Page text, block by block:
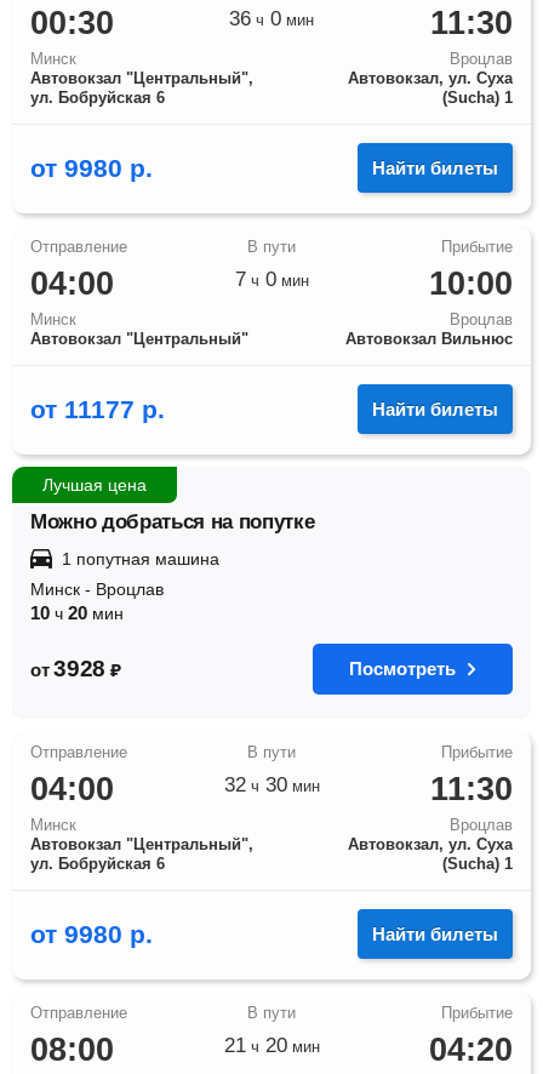
00:30
Минск
Автовокзал "Центральный",
ул. Бобруйская 6
11:30
Вроцлав
Автовокзал, ул. Суха
(Sucha) 1
36 ч 0 мин
от 9980 р. Найти билеты
04:00
Минск
Автовокзал "Центральный"
10:00
Вроцлав
Автовокзал Вильнюс
7 ч 0мин
от 11177 р. Найти билеты
Лучшая цена
Можно добраться на попутке
1 попутная машина
Минск - Вроцлав
10 ч 20 мин
от 3928 ₽ Посмотреть
04:00
Минск
Автовокзал "Центральный",
ул. Бобруйская 6
11:30
Вроцлав
Автовокзал, ул. Суха
(Sucha) 1
32ч 30мин
от 9980 р. Найти билеты
08:00 04:20
21ч 20мин